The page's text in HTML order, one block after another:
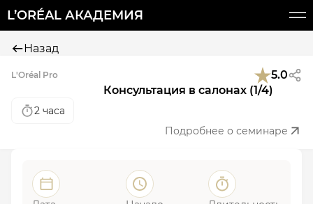
L’ORÉAL АКАДЕМИЯ
Назад
L'Oréal Pro
5.0
Консультация в салонах (1/4)
2 часа
Подробнее о семинаре